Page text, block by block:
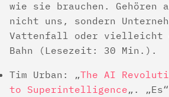
wie sie brauchen. Gehören
nicht uns, sondern
Vattenfall oder vielleicht
Bahn (Lesezeit: 30 Min.).
Tim Urban: „The AI
to Superintelligence„.